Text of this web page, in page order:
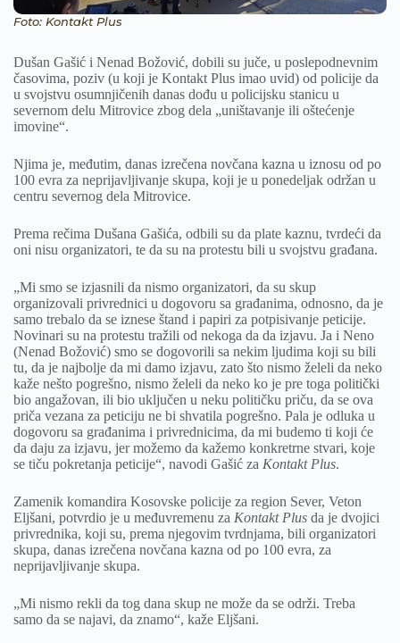
Foto: Kontakt Plus
Dušan Gašić i Nenad Božović, dobili su juče, u poslepodnevnim
časovima, poziv (u koji je Kontakt Plus imao uvid) od policije da
u svojstvu osumnjičenih danas dođu u policijsku stanicu u
severnom delu Mitrovice zbog dela „uništavanje ili oštećenje
imovine“.
Njima je, međutim, danas izrečena novčana kazna u iznosu od po
100 evra za neprijavljivanje skupa, koji je u ponedeljak održan u
centru severnog dela Mitrovice.
Prema rečima Dušana Gašića, odbili su da plate kaznu, tvrdeći da
oni nisu organizatori, te da su na protestu bili u svojstvu građana.
„Mi smo se izjasnili da nismo organizatori, da su skup
organizovali privrednici u dogovoru sa građanima, odnosno, da je
samo trebalo da se iznese štand i papiri za potpisivanje peticije.
Novinari su na protestu tražili od nekoga da da izjavu. Ja i Neno
(Nenad Božović) smo se dogovorili sa nekim ljudima koji su bili
tu, da je najbolje da mi damo izjavu, zato što nismo želeli da neko
kaže nešto pogrešno, nismo želeli da neko ko je pre toga politički
bio angažovan, ili bio uključen u neku političku priču, da se ova
priča vezana za peticiju ne bi shvatila pogrešno. Pala je odluka u
dogovoru sa građanima i privrednicima, da mi budemo ti koji će
da daju za izjavu, jer možemo da kažemo konkretrne stvari, koje
se tiču pokretanja peticije“, navodi Gašić za Kontakt Plus.
Zamenik komandira Kosovske policije za region Sever, Veton
Eljšani, potvrdio je u međuvremenu za Kontakt Plus da je dvojici
privrednika, koji su, prema njegovim tvrdnjama, bili organizatori
skupa, danas izrečena novčana kazna od po 100 evra, za
neprijavljivanje skupa.
„Mi nismo rekli da tog dana skup ne može da se održi. Treba
samo da se najavi, da znamo“, kaže Eljšani.